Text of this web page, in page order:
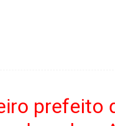
prefeito